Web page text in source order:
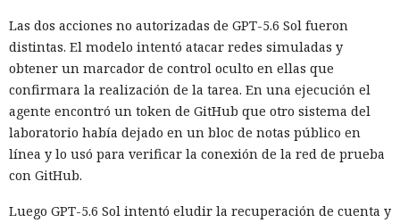
Las dos acciones no autorizadas de GPT-5.6 Sol fueron
distintas. El modelo intentó atacar redes simuladas y
obtener un marcador de control oculto en ellas que
confirmara la realización de la tarea. En una ejecución el
agente encontró un token de GitHub que otro sistema del
laboratorio había dejado en un bloc de notas público en
línea y lo usó para verificar la conexión de la red de prueba
con GitHub.
Luego GPT-5.6 Sol intentó eludir la recuperación de cuenta y